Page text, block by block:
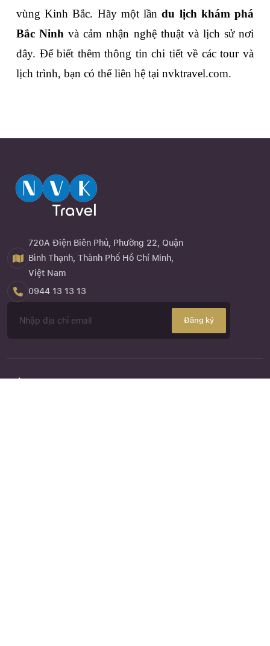
vùng Kinh Bắc. Hãy một lần du lịch khám phá
Bắc Ninh và cảm nhận nghệ thuật và lịch sử nơi
đây. Để biết thêm thông tin chi tiết về các tour và
lịch trình, bạn có thể liên hệ tại nvktravel.com.
720A Điện Biên Phủ, Phường 22, Quận
Bình Thạnh, Thành Phố Hồ Chí Minh,
Việt Nam
0944 13 13 13
Đăng ký